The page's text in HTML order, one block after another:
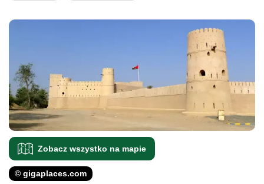
Zobacz wszystko na mapie
© gigaplaces.com